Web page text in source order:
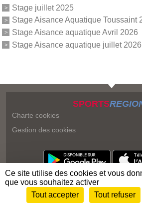
Stage juillet 2025
Stage Aisance Aquatique Toussaint
Stage Aisance aquatique Avril 2026
Stage Aisance aquatique juillet 2026
SPORTS
Charte cookies
Gestion des cookies
Envie de participer ?
Ce site utilise des cookies et vous
que vous souhaitez activer
Tout accepter
Tout refuser